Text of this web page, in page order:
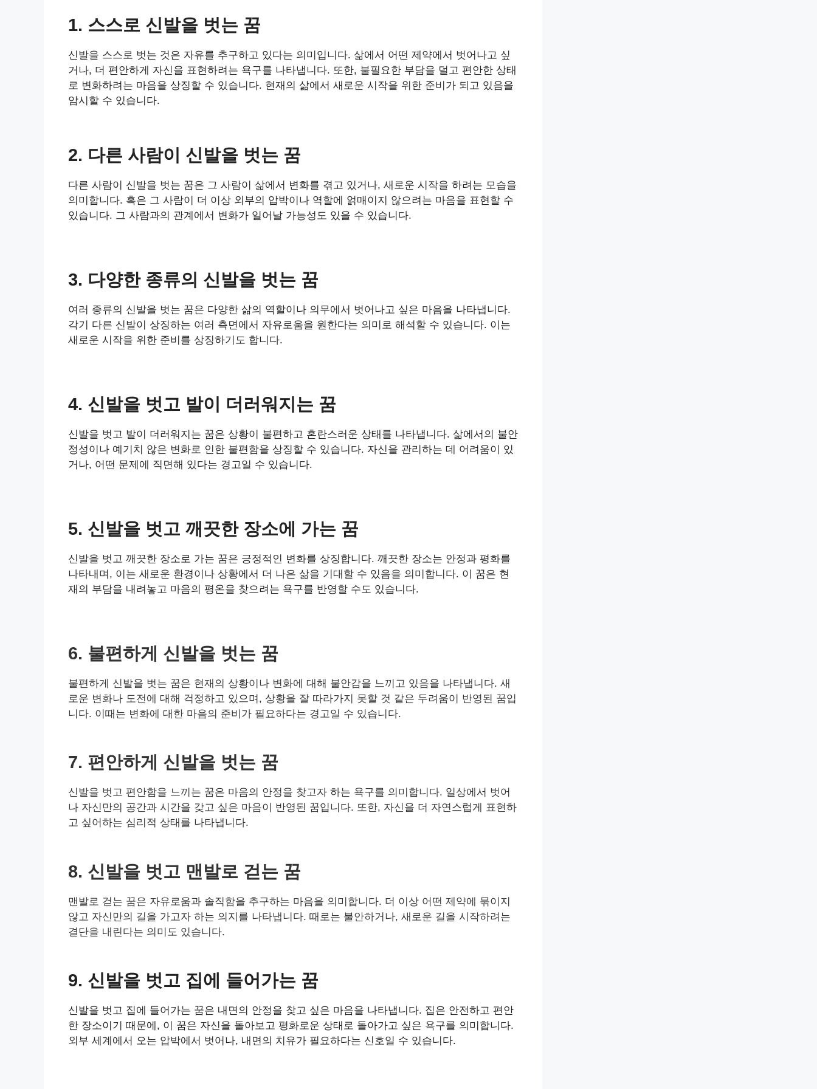
1. 스스로 신발을 벗는 꿈
신발을 스스로 벗는 것은 자유를 추구하고 있다는 의미입니다. 삶에서 어떤 제약에서 벗어나고 싶
거나, 더 편안하게 자신을 표현하려는 욕구를 나타냅니다. 또한, 불필요한 부담을 덜고 편안한 상태
로 변화하려는 마음을 상징할 수 있습니다. 현재의 삶에서 새로운 시작을 위한 준비가 되고 있음을
암시할 수 있습니다.
2. 다른 사람이 신발을 벗는 꿈
다른 사람이 신발을 벗는 꿈은 그 사람이 삶에서 변화를 겪고 있거나, 새로운 시작을 하려는 모습을
의미합니다. 혹은 그 사람이 더 이상 외부의 압박이나 역할에 얽매이지 않으려는 마음을 표현할 수
있습니다. 그 사람과의 관계에서 변화가 일어날 가능성도 있을 수 있습니다.
3. 다양한 종류의 신발을 벗는 꿈
여러 종류의 신발을 벗는 꿈은 다양한 삶의 역할이나 의무에서 벗어나고 싶은 마음을 나타냅니다.
각기 다른 신발이 상징하는 여러 측면에서 자유로움을 원한다는 의미로 해석할 수 있습니다. 이는
새로운 시작을 위한 준비를 상징하기도 합니다.
4. 신발을 벗고 발이 더러워지는 꿈
신발을 벗고 발이 더러워지는 꿈은 상황이 불편하고 혼란스러운 상태를 나타냅니다. 삶에서의 불안
정성이나 예기치 않은 변화로 인한 불편함을 상징할 수 있습니다. 자신을 관리하는 데 어려움이 있
거나, 어떤 문제에 직면해 있다는 경고일 수 있습니다.
5. 신발을 벗고 깨끗한 장소에 가는 꿈
신발을 벗고 깨끗한 장소로 가는 꿈은 긍정적인 변화를 상징합니다. 깨끗한 장소는 안정과 평화를
나타내며, 이는 새로운 환경이나 상황에서 더 나은 삶을 기대할 수 있음을 의미합니다. 이 꿈은 현
재의 부담을 내려놓고 마음의 평온을 찾으려는 욕구를 반영할 수도 있습니다.
6. 불편하게 신발을 벗는 꿈
불편하게 신발을 벗는 꿈은 현재의 상황이나 변화에 대해 불안감을 느끼고 있음을 나타냅니다. 새
로운 변화나 도전에 대해 걱정하고 있으며, 상황을 잘 따라가지 못할 것 같은 두려움이 반영된 꿈입
니다. 이때는 변화에 대한 마음의 준비가 필요하다는 경고일 수 있습니다.
7. 편안하게 신발을 벗는 꿈
신발을 벗고 편안함을 느끼는 꿈은 마음의 안정을 찾고자 하는 욕구를 의미합니다. 일상에서 벗어
나 자신만의 공간과 시간을 갖고 싶은 마음이 반영된 꿈입니다. 또한, 자신을 더 자연스럽게 표현하
고 싶어하는 심리적 상태를 나타냅니다.
8. 신발을 벗고 맨발로 걷는 꿈
맨발로 걷는 꿈은 자유로움과 솔직함을 추구하는 마음을 의미합니다. 더 이상 어떤 제약에 묶이지
않고 자신만의 길을 가고자 하는 의지를 나타냅니다. 때로는 불안하거나, 새로운 길을 시작하려는
결단을 내린다는 의미도 있습니다.
9. 신발을 벗고 집에 들어가는 꿈
신발을 벗고 집에 들어가는 꿈은 내면의 안정을 찾고 싶은 마음을 나타냅니다. 집은 안전하고 편안
한 장소이기 때문에, 이 꿈은 자신을 돌아보고 평화로운 상태로 돌아가고 싶은 욕구를 의미합니다.
외부 세계에서 오는 압박에서 벗어나, 내면의 치유가 필요하다는 신호일 수 있습니다.